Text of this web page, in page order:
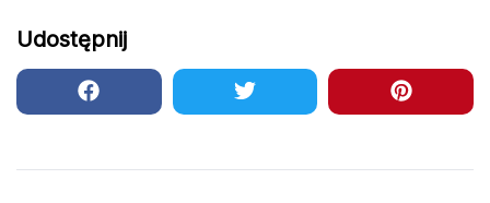
Udostępnij